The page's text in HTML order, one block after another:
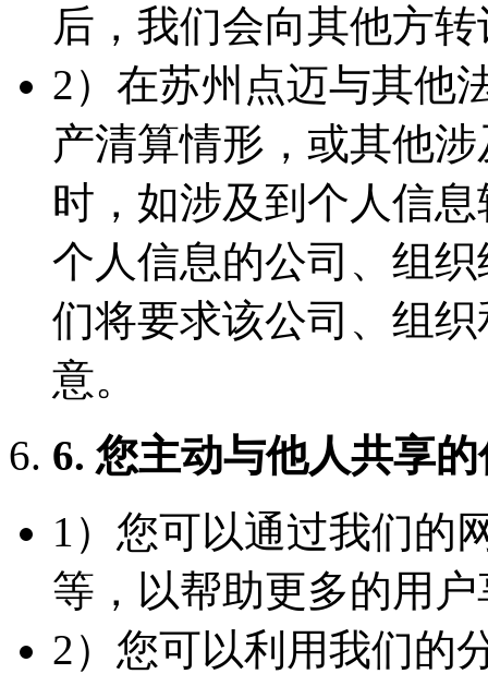
后，我们会向其他方
2）在苏州点迈与其他
产清算情形，或其他
时，如涉及到个人信
个人信息的公司、组
们将要求该公司、组
意。
6. 您主动与他人共享
1）您可以通过我们的
等，以帮助更多的用
2）您可以利用我们的